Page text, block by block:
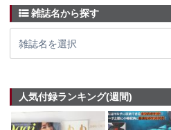
雑誌名から探す
人気付録ランキング(週間)